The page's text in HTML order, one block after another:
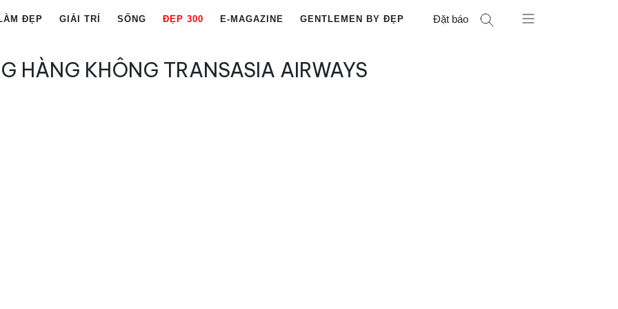
ĐẸP GIẢI TRÍ SỐNG ĐẸP 300 E-MAGAZINE GENTLEMEN BY ĐẸP Đặt báo
HÀNG KHÔNG TRANSASIA AIRWAYS